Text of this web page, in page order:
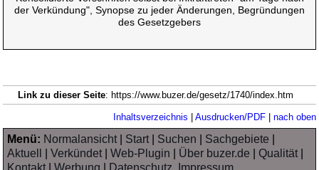
der Verkündung", Synopse zu jeder Änderungen, Begründungen
des Gesetzgebers
Link zu dieser Seite: https://www.buzer.de/gesetz/1740/index.htm
Inhaltsverzeichnis Ausdrucken/PDF| nach oben
Menü: Normalansicht| Start| Suchen Sachgebiete
Aktuell
|Verkündet|Web-Plugin Über buzer.de |Qualität|